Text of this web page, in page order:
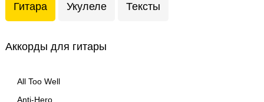
Гитара Укулеле Тексты
Аккорды для гитары
All Too Well
Anti-Hero